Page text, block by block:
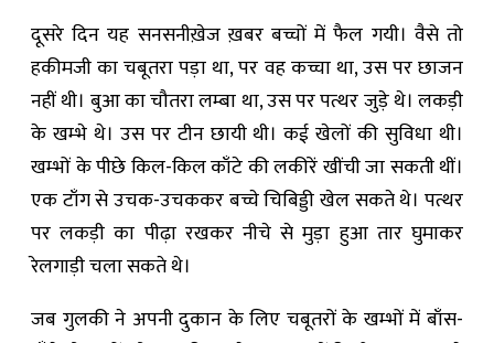
दूसरे दिन यह सनसनीख़ेज ख़बर बच्चों में फैल गयी। वैसे तो
हकीमजी का चबूतरा पड़ा था, पर वह कच्चा था, उस पर छाजन
नहीं थी। बुआ का चौतरा लम्बा था, उस पर पत्थर जुड़े थे। लकड़ी
के खम्भे थे। उस पर टीन छायी थी। कई खेलों की सुविधा थी।
खम्भों के पीछे किल-किल काँटे की लकीरें खींची जा सकती थीं।
एक टाँग से उचक-उचककर बच्चे चिबिड्डी खेल सकते थे। पत्थर
पर लकड़ी का पीढ़ा रखकर नीचे से मुड़ा हुआ तार घुमाकर
रेलगाड़ी चला सकते थे।
जब गुलकी ने अपनी दुकान के लिए चबूतरों के खम्भों में बाँस-